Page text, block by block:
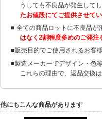
うしても不良品が発生して
たお値段にてご提供させて
■ 全ての商品ロットに不良品が
はなく2割程度多めのご発注
■販売目的でご使用されるお客様
■製造メーカーでデザイン・色
これらの理由で、返品交換
他にもこんな商品があります